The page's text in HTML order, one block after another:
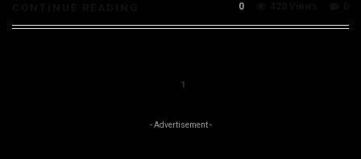
0
1
- Advertisement -